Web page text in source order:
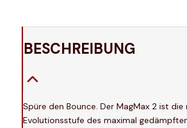
BESCHREIBUNG
Spüre den Bounce. Der MagMax 2 ist die
Evolutionsstufe des maximal